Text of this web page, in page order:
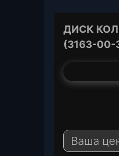
ДИСК
(3163-00-
e
r
a
s
a
Ваша